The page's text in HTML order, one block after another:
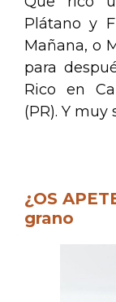
Plátano y
Mañana, o
para
Rico en
(PR). Y
¿OS
grano